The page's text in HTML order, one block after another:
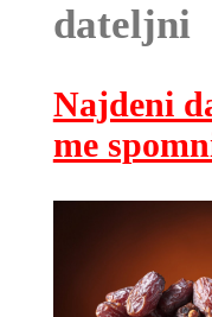
dateljni
Najdeni
me